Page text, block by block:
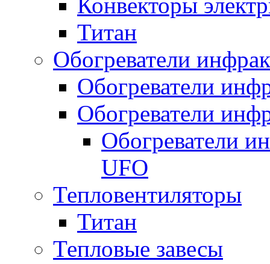
Титан
Обогреватели
Обогреватели
Обогреватели
Обогреватели
UFO
Тепловентиляторы
Титан
Тепловые завесы